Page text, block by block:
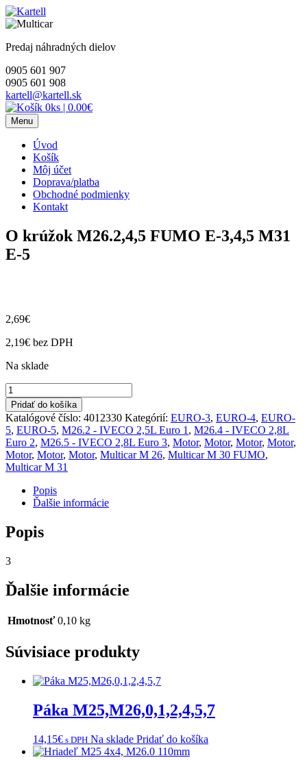
Skip
to
Predaj náhradných dielov
0905 601 907
0905 601 908
kartell@kartell.sk
0ks | 0.00€
Menu
Úvod
Košík
Môj účet
Doprava/platba
Obchodné podmienky
Kontakt
O krúžok M26.2,4,5 FUMO E-3,4,5 M31
E-5
2,69€
2,19€ bez DPH
Na sklade
množstvo
O
krúžok
M26.2,4,5
FUMO
E-
3,4,5
M31
Pridať do košíka
Katalógové číslo: 4012330 Kategórií: EURO-3, EURO-4, EURO-
5, EURO-5, M26.2 - IVECO 2,5L Euro 1 , M26.4 - IVECO 2,8L
Euro 2, M26.5 - IVECO 2,8L Euro 3, Motor, Motor, Motor, Motor,
Motor, Motor, Motor, Multicar M 26, Multicar M 30 FUMO,
Multicar M 31
Popis
Ďalšie informácie
Popis
3
Ďalšie informácie
Hmotnosť 0,10 kg
Súvisiace produkty
Páka M25,M26,0,1,2,4,5,7
14,15€ s DPH Na sklade Pridať do košíka